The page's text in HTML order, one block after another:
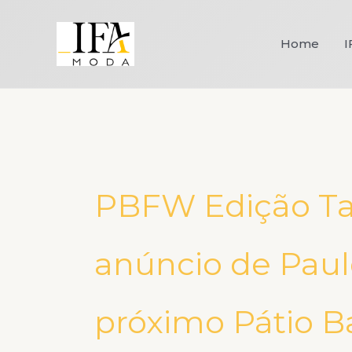
Home
PBFW Edição
anúncio de
próximo Pátio